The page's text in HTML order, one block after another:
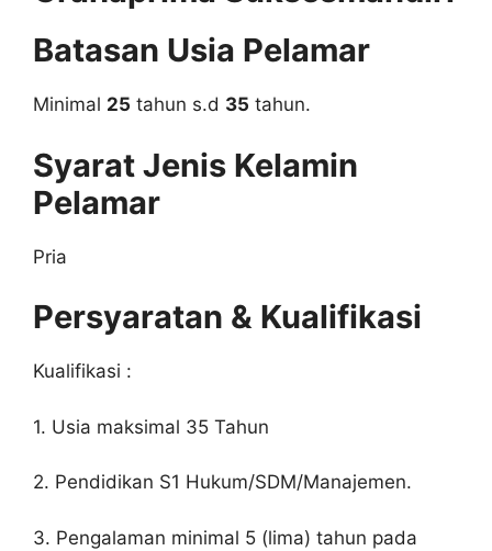
Batasan Usia Pelamar
Minimal 25 tahun s.d 35 tahun.
Syarat Jenis Kelamin
Pelamar
Pria
Persyaratan & Kualifikasi
Kualifikasi :
1. Usia maksimal 35 Tahun
2. Pendidikan S1 Hukum/SDM/Manajemen.
3. Pengalaman minimal 5 (lima) tahun pada